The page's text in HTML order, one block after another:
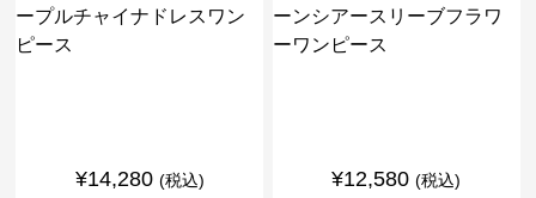
¥14,280 (税込) ¥12,580 (税込)